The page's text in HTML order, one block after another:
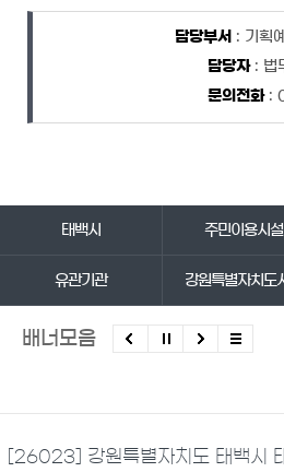
담당자 정보
담당부서 : 기획
담당자: 법
문의전화:
태백시 주민이용시설
유관기관 강원특별자치도
배너모음
[26023] 강원특별자치도 태백시